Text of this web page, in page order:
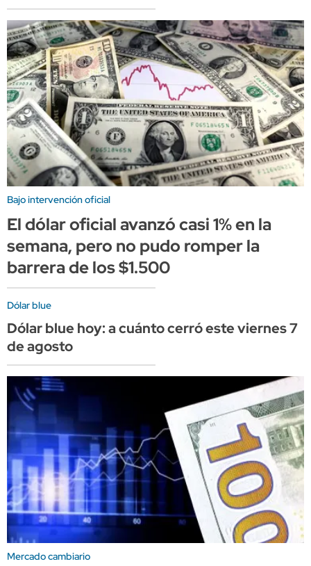
Bajo intervención oficial
El dólar oficial avanzó casi 1% en la
semana, pero no pudo romper la
barrera de los $1.500
Dólar blue
Dólar blue hoy: a cuánto cerró este viernes 7
de agosto
Mercado cambiario